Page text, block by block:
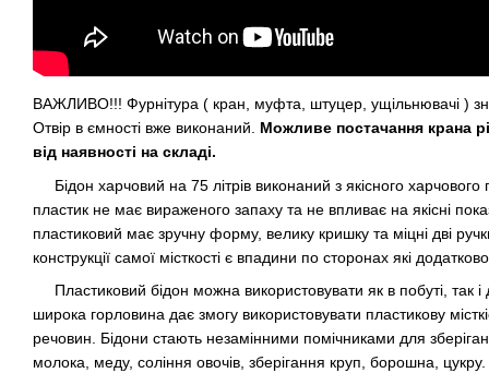
ВАЖЛИВО!!! Фурнітура ( кран, муфта, штуцер, ущільнювачі )
Отвір в ємності вже виконаний. Можливе постачання крана
від наявності на складі.
Бідон харчовий на 75 літрів виконаний з якісного харчового
пластик не має вираженого запаху та не впливає на якісні
пластиковий має зручну форму, велику кришку та міцні дві
конструкції самої місткості є впадини по сторонах які
Пластиковий бідон можна використовувати як в побуті, так і
широка горловина дає змогу використовувати пластикову
речовин. Бідони стають незамінними помічниками для
молока, меду, соління овочів, зберігання круп, борошна,